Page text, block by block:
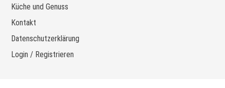
Küche und Genuss
Kontakt
Datenschutzerklärung
Login / Registrieren